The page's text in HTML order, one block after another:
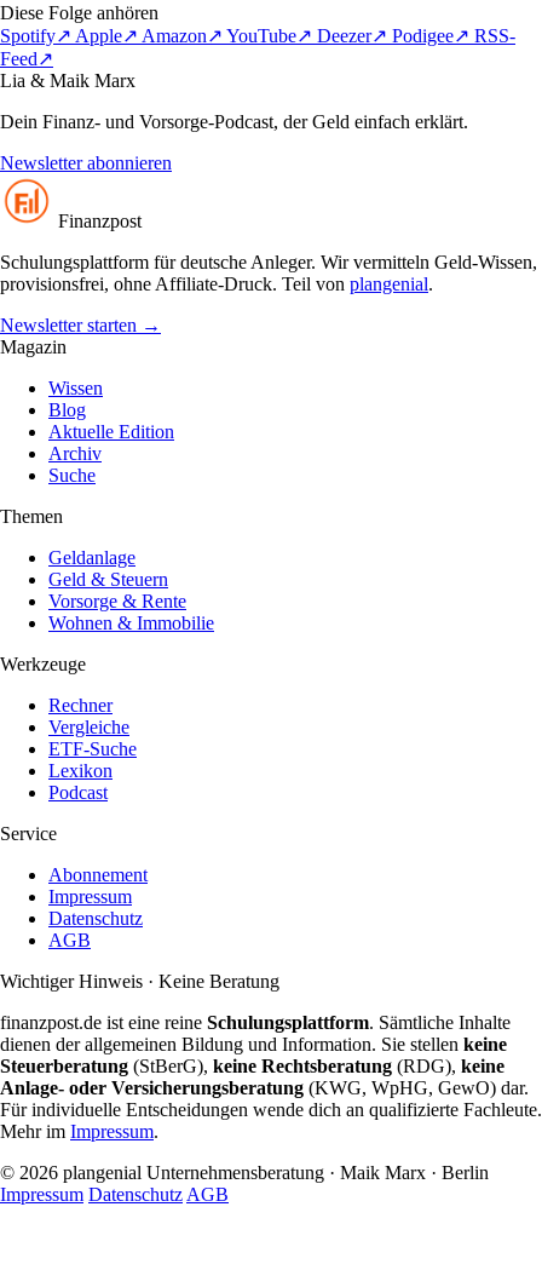
Diese Folge anhören
Spotify↗ Apple↗ Amazon↗ YouTube↗ Deezer↗ Podigee↗ RSS-
Feed↗
Lia & Maik Marx
Dein Finanz- und Vorsorge-Podcast, der Geld einfach erklärt.
Newsletter abonnieren
Finanzpost
Schulungsplattform für deutsche Anleger. Wir vermitteln Geld-Wissen,
provisionsfrei, ohne Affiliate-Druck. Teil von plangenial.
Newsletter starten →
Magazin
Wissen
Blog
Aktuelle Edition
Archiv
Suche
Themen
Geldanlage
Geld & Steuern
Vorsorge & Rente
Wohnen & Immobilie
Werkzeuge
Rechner
Vergleiche
ETF-Suche
Lexikon
Podcast
Service
Abonnement
Impressum
Datenschutz
AGB
Wichtiger Hinweis · Keine Beratung
finanzpost.de ist eine reine Schulungsplattform. Sämtliche Inhalte
dienen der allgemeinen Bildung und Information. Sie stellen keine
Steuerberatung (StBerG), keine Rechtsberatung (RDG), keine
Anlage- oder Versicherungsberatung (KWG, WpHG, GewO) dar.
Für individuelle Entscheidungen wende dich an qualifizierte Fachleute.
Mehr im Impressum.
© 2026 plangenial Unternehmensberatung · Maik Marx · Berlin
Impressum Datenschutz AGB